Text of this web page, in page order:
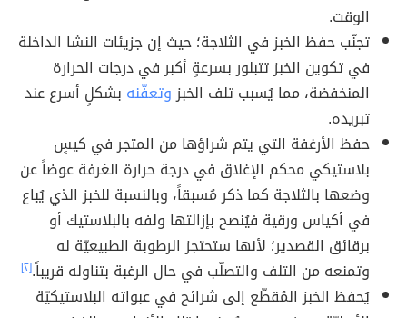
الوقت.
تجنّب حفظ الخبز في الثلاجة؛ حيث إن جزيئات النشا الداخلة
في تكوين الخبز تتبلور بسرعةٍ أكبر في درجات الحرارة
المنخفضة، مما يُسبب تلف الخبزوتعفّنه بشكلٍ أسرع عند
تبريده.
حفظ الأرغفة التي يتم شراؤها من المتجر في كيسٍ
بلاستيكي محكم الإغلاق في درجة حرارة الغرفة عوضاً عن
وضعها بالثلاجة كما ذكر مُسبقاً، وبالنسبة للخبز الذي يُباع
في أكياس ورقية فيُنصح بإزالتها ولفه بالبلاستيك أو
برقائق القصدير؛ لأنها ستحتجز الرطوبة الطبيعيّة له
وتمنعه من التلف والتصلّب في حال الرغبة بتناوله قريباً.[٢]
يُحفظ الخبز المُقطّع إلى شرائح في عبواته البلاستيكيّة